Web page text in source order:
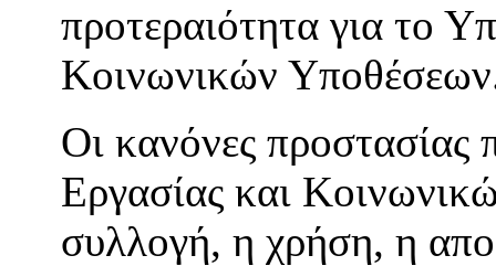
προτεραιότητα για το
Κοινωνικών
Οι κανόνες προστασίας
Εργασίας και
συλλογή, η χρήση, η